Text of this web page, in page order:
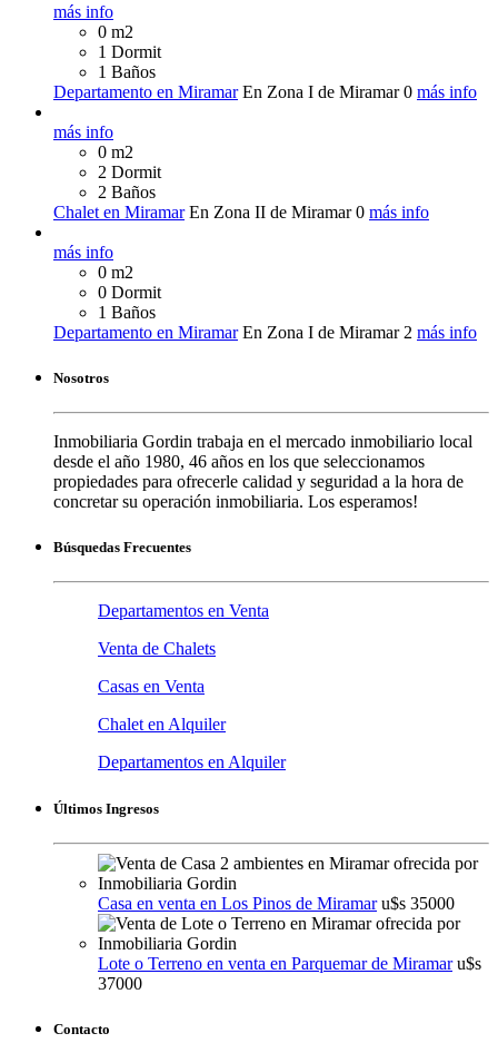
más info
0 m2
1 Dormit
1 Baños
Departamento en Miramar En Zona I de Miramar 0 más info
más info
0 m2
2 Dormit
2 Baños
Chalet en Miramar En Zona II de Miramar 0 más info
más info
0 m2
0 Dormit
1 Baños
Departamento en Miramar En Zona I de Miramar 2 más info
Nosotros
Inmobiliaria Gordin trabaja en el mercado inmobiliario local
desde el año 1980, 46 años en los que seleccionamos
propiedades para ofrecerle calidad y seguridad a la hora de
concretar su operación inmobiliaria. Los esperamos!
Búsquedas Frecuentes
Departamentos en Venta
Venta de Chalets
Casas en Venta
Chalet en Alquiler
Departamentos en Alquiler
Últimos Ingresos
Casa en venta en Los Pinos de Miramar u$s 35000
Lote o Terreno en venta en Parquemar de Miramar u$s
37000
Contacto